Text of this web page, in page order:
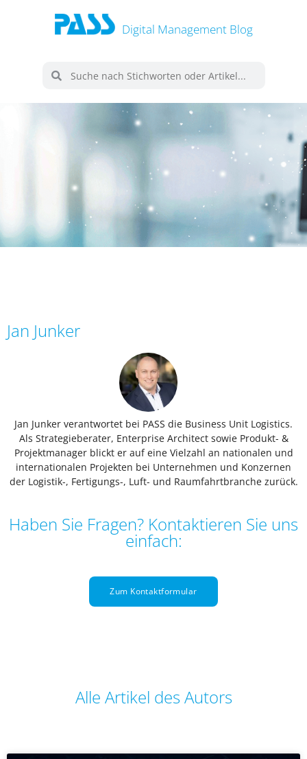
Digital Management Blog
Jan Junker
Jan Junker verantwortet bei PASS die Business Unit Logistics.
Als Strategieberater, Enterprise Architect sowie Produkt- &
Projektmanager blickt er auf eine Vielzahl an nationalen und
internationalen Projekten bei Unternehmen und Konzernen
der Logistik-, Fertigungs-, Luft- und Raumfahrtbranche zurück.
Haben Sie Fragen? Kontaktieren Sie uns
einfach:
Zum Kontaktformular
Alle Artikel des Autors